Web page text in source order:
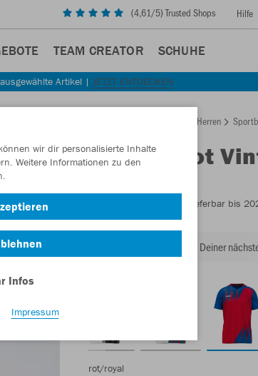
(4,61/5) Trusted Shops Hilfe
TEAM CREATOR SCHUHE
Artikel | JETZT ENTDECKEN
Herren
JAKOTrikot
- Lieferbar bis
Lust auf 30% Rabatt bei Deiner
rot/royal
wir dir personalisierte Inhalte
Weitere Informationen zu den
Infos
Impressum